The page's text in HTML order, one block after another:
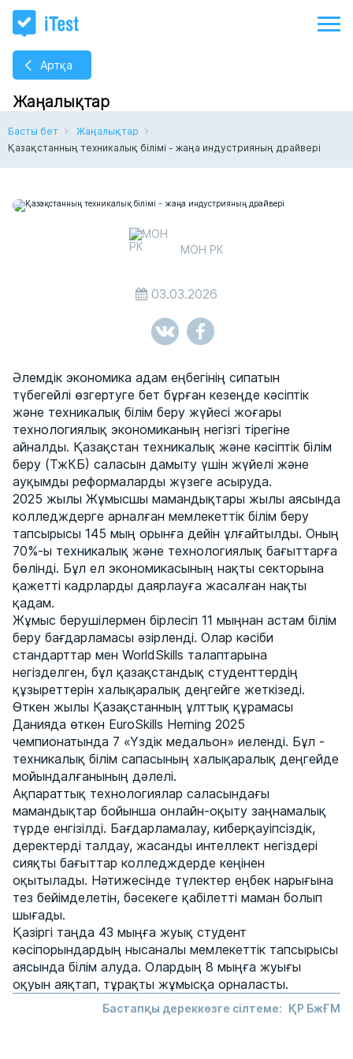
Артқа
Жаңалықтар
Басты бет
Жаңалықтар
Қазақстанның техникалық білімі - жаңа индустрияның драйвері
МОН РК
03.03.2026
Әлемдік экономика адам еңбегінің сипатын
түбегейлі өзгертуге бет бұрған кезеңде кәсіптік
және техникалық білім беру жүйесі жоғары
технологиялық экономиканың негізгі тірегіне
айналды. Қазақстан техникалық және кәсіптік білім
беру (ТжКБ) саласын дамыту үшін жүйелі және
ауқымды реформаларды жүзеге асыруда.
2025 жылы Жұмысшы мамандықтары жылы аясында
колледждерге арналған мемлекеттік білім беру
тапсырысы 145 мың орынға дейін ұлғайтылды. Оның
70%-ы техникалық және технологиялық бағыттарға
бөлінді. Бұл ел экономикасының нақты секторына
қажетті кадрларды даярлауға жасалған нақты
қадам.
Жұмыс берушілермен бірлесіп 11 мыңнан астам білім
беру бағдарламасы әзірленді. Олар кәсіби
стандарттар мен WorldSkills талаптарына
негізделген, бұл қазақстандық студенттердің
құзыреттерін халықаралық деңгейге жеткізеді.
Өткен жылы Қазақстанның ұлттық құрамасы
Данияда өткен EuroSkills Herning 2025
чемпионатында 7 «Үздік медальон» иеленді. Бұл -
техникалық білім сапасының халықаралық деңгейде
мойындалғанының дәлелі.
Ақпараттық технологиялар саласындағы
мамандықтар бойынша онлайн-оқыту заңнамалық
түрде енгізілді. Бағдарламалау, киберқауіпсіздік,
деректерді талдау, жасанды интеллект негіздері
сияқты бағыттар колледждерде кеңінен
оқытылады. Нәтижесінде түлектер еңбек нарығына
тез бейімделетін, бәсекеге қабілетті маман болып
шығады.
Қазіргі таңда 43 мыңға жуық студент
кәсіпорындардың нысаналы мемлекеттік тапсырысы
аясында білім алуда. Олардың 8 мыңға жуығы
оқуын аяқтап, тұрақты жұмысқа орналасты.
Бастапқы дереккөзге сілтеме: ҚР БжҒМ